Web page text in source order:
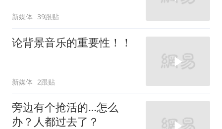
新媒体 39跟贴
论背景音乐的重要性！！
新媒体 2跟贴
旁边有个抢活的…怎么
办？人都过去了？